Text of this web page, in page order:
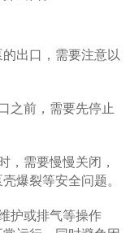
出口，需要注意以
前，需要先停止
需要慢慢关闭，
爆裂等安全问题。
护或排气等操作